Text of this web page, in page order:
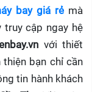
bay giá rẻmà
truy cập ngay hệ
với thiết
bạn chỉ cần
tin hành khách